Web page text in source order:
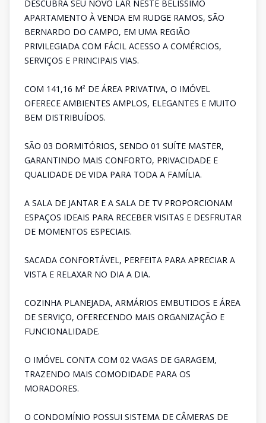
DESCUBRA SEU NOVO LAR NESTE BELÍSSIMO
APARTAMENTO À VENDA EM RUDGE RAMOS, SÃO
BERNARDO DO CAMPO, EM UMA REGIÃO
PRIVILEGIADA COM FÁCIL ACESSO A COMÉRCIOS,
SERVIÇOS E PRINCIPAIS VIAS.
COM 141,16 M² DE ÁREA PRIVATIVA, O IMÓVEL
OFERECE AMBIENTES AMPLOS, ELEGANTES E MUITO
BEM DISTRIBUÍDOS.
SÃO 03 DORMITÓRIOS, SENDO 01 SUÍTE MASTER,
GARANTINDO MAIS CONFORTO, PRIVACIDADE E
QUALIDADE DE VIDA PARA TODA A FAMÍLIA.
A SALA DE JANTAR E A SALA DE TV PROPORCIONAM
ESPAÇOS IDEAIS PARA RECEBER VISITAS E DESFRUTAR
DE MOMENTOS ESPECIAIS.
SACADA CONFORTÁVEL, PERFEITA PARA APRECIAR A
VISTA E RELAXAR NO DIA A DIA.
COZINHA PLANEJADA, ARMÁRIOS EMBUTIDOS E ÁREA
DE SERVIÇO, OFERECENDO MAIS ORGANIZAÇÃO E
FUNCIONALIDADE.
O IMÓVEL CONTA COM 02 VAGAS DE GARAGEM,
TRAZENDO MAIS COMODIDADE PARA OS
MORADORES.
O CONDOMÍNIO POSSUI SISTEMA DE CÂMERAS DE